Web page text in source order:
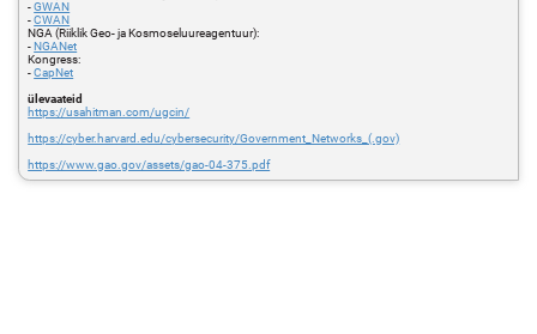
-GWAN
-CWAN
NGA (Riiklik Geo- ja Kosmoseluureagentuur):
-NGANet
Kongress:
-CapNet
ülevaateid
https://usahitman.com/ugcin/
https://cyber.harvard.edu/cybersecurity/Government_Networks_(.gov)
https://www.gao.gov/assets/gao-04-375.pdf